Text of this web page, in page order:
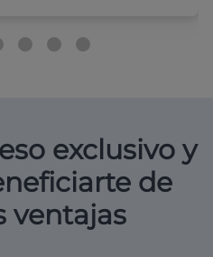
exclusivo y
de
ventajas